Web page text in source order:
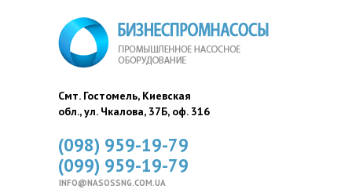
Смт. Гостомель, Киевская
обл., ул. Чкалова, 37Б, оф. 316
(098) 959-19-79
(099) 959-19-79
INFO@NASOSSNG.COM.UA